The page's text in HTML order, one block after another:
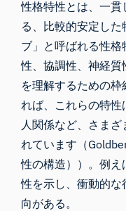
性格特性とは、一貫
る、比較的安定し
ブ」と呼ばれる性
性、協調性、神経
を理解するための
れば、これらの特
人関係など、さま
れています（
性の構造））。例
性を示し、衝動的
向がある。